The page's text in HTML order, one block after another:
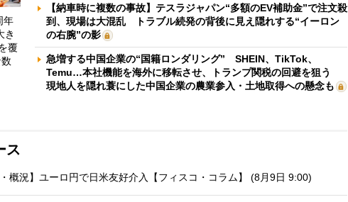
年
き
覆
【納車時に複数の事故】テスラジャパン“多額のEV補助金”で注文殺
到、現場は大混乱 トラブル続発の背後に見え隠れする“イーロン
の右腕”の影
急増する中国企業の“国籍ロンダリング” SHEIN、TikTok、
Temu…本社機能を海外に移転させ、トランプ関税の回避を狙う
現地人を隠れ蓑にした中国企業の農業参入・土地取得への懸念も
ス
概況】ユーロ円で日米友好介入【フィスコ・コラム】 (8月9日 9:00)